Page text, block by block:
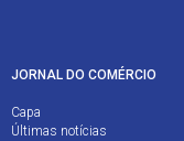
JORNAL DO COMÉRCIO
Capa
Últimas notícias